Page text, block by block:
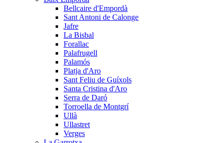
Bellcaire d'Empordà
Sant Antoni de Calonge
Jafre
La Bisbal
Forallac
Palafrugell
Palamós
Platja d'Aro
Sant Feliu de Guíxols
Santa Cristina d'Aro
Serra de Daró
Torroella de Montgrí
Ullà
Ullastret
Verges